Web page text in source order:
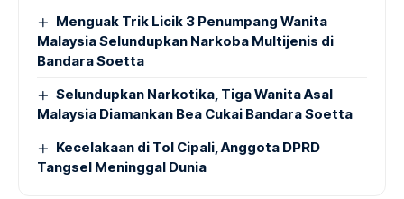
Menguak Trik Licik 3 Penumpang Wanita
Malaysia Selundupkan Narkoba Multijenis di
Bandara Soetta
Selundupkan Narkotika, Tiga Wanita Asal
Malaysia Diamankan Bea Cukai Bandara Soetta
Kecelakaan di Tol Cipali, Anggota DPRD
Tangsel Meninggal Dunia